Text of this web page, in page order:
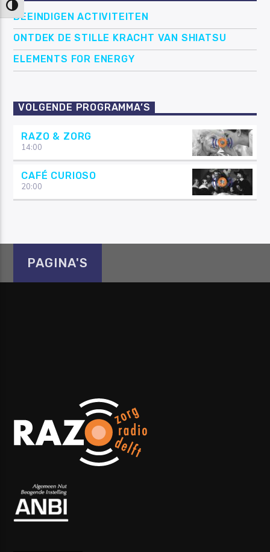
Keuze voor hoog contrast
BEEINDIGEN ACTIVITEITEN
ONTDEK DE STILLE KRACHT VAN SHIATSU
ELEMENTS FOR ENERGY
VOLGENDE PROGRAMMA’S
RAZO & ZORG
14:00
CAFÉ CURIOSO
20:00
PAGINA'S